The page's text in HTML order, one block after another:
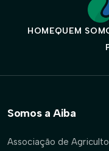
HOMEQUEM
Somos a Aiba
Associação de